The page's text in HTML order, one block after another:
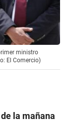
ministro
El Comercio)
la mañana